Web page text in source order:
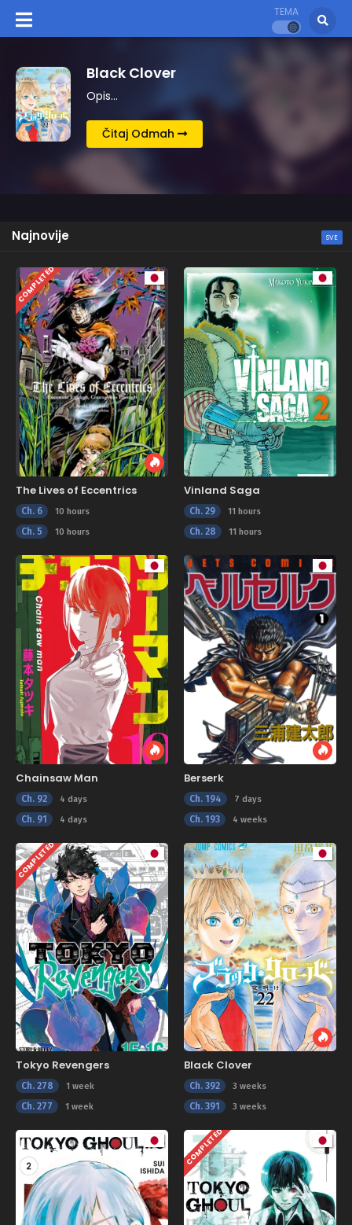
TEMA
Kingdom
Opis…
Čitaj Odmah
Najnovije SVE
COMPLETED
The Lives of Eccentrics
Ch. 6 10 hours
Ch. 5 10 hours
Vinland Saga
Ch. 29 11 hours
Ch. 28 11 hours
Chainsaw Man
Ch. 92 4 days
Ch. 91 4 days
Berserk
Ch. 194 7 days
Ch. 193 4 weeks
COMPLETED
Tokyo Revengers
Ch. 278 1 week
Ch. 277 1 week
Black Clover
Ch. 392 3 weeks
Ch. 391 3 weeks
COMPLETED